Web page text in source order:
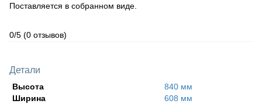
Поставляется в собранном виде.
0/5 (0 отзывов)
Детали
Высота
840 мм
Ширина
608 мм